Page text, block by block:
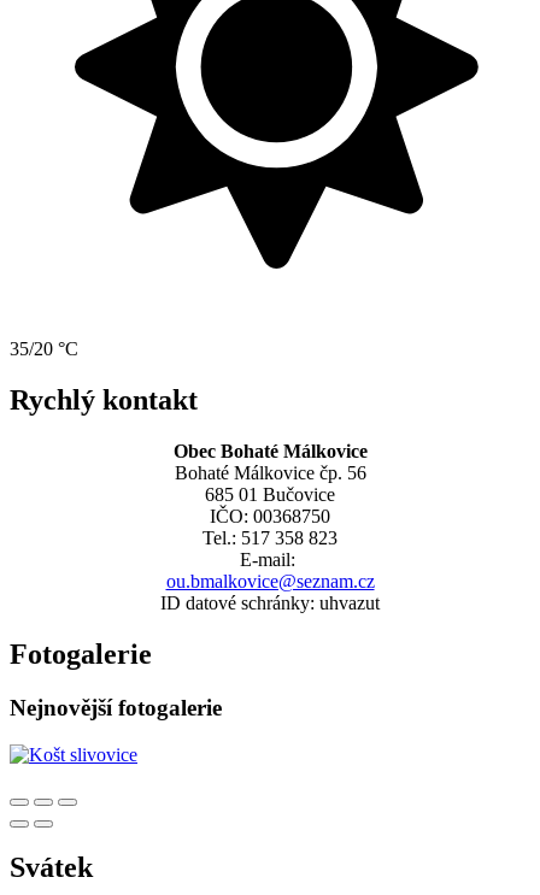
35/20 °C
Rychlý kontakt
Obec Bohaté Málkovice
Bohaté Málkovice čp. 56
685 01 Bučovice
IČO: 00368750
Tel.: 517 358 823
E-mail:
ou.bmalkovice@seznam.cz
ID datové schránky: uhvazut
Fotogalerie
Nejnovější fotogalerie
Svátek